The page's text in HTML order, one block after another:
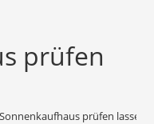
prüfen
prüfen lassen